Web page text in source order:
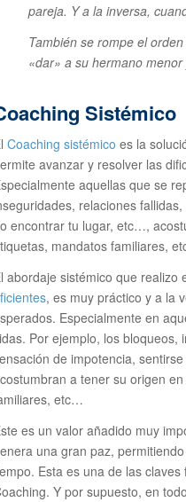
pareja. Y a la inversa,
También se rompe el
«dar» a su hermano
Sistémico
Coaching sistémico es la
avanzar y resolver las
aquellas que se
relaciones
encontrar tu lugar, etc…,
mandatos familiares,
abordaje sistémico que realizo
, es muy práctico y a la
Especialmente en
Por ejemplo, los bloqueos,
de impotencia,
a tener su origen
etc…
es un valor añadido muy
una gran paz,
Esta es una de las
Y por supuesto, en